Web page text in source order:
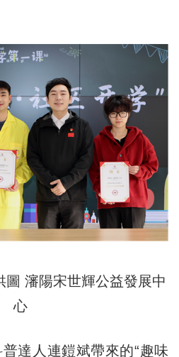
圖 瀋陽宋世輝公益發展中
心
人連鎧斌帶來的“趣味